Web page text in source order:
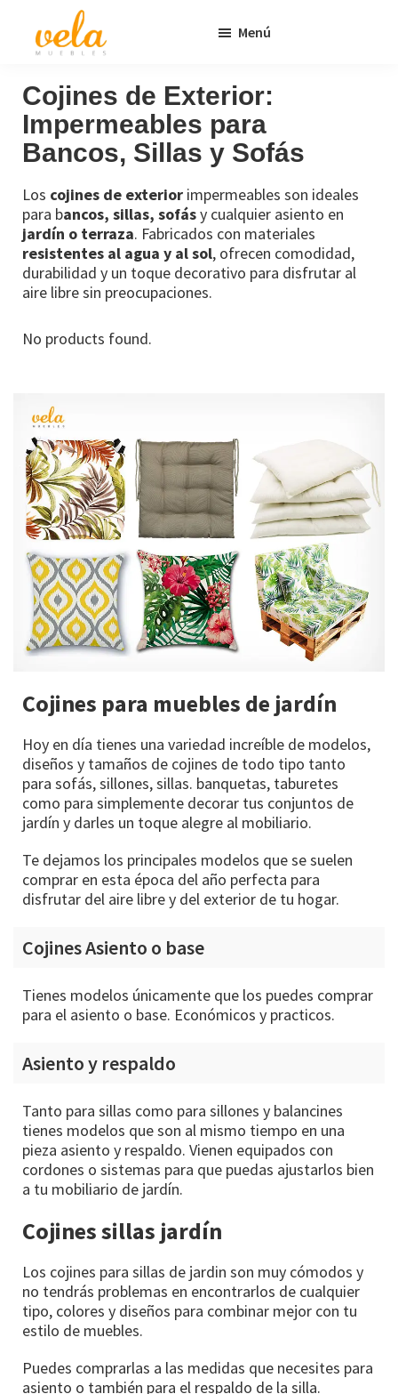
principal
página
Muebles
Baratos
Online
Outlet
Menú
Cojines de Exterior:
Impermeables para
Bancos, Sillas y Sofás
Los cojines de exterior impermeables son ideales
para bancos, sillas, sofásy cualquier asiento en
jardín o terraza. Fabricados con materiales
resistentes al agua y al sol, ofrecen comodidad,
durabilidad y un toque decorativo para disfrutar al
aire libre sin preocupaciones.
No products found.
Cojines para muebles de jardín
Hoy en día tienes una variedad increíble de modelos,
diseños y tamaños de cojines de todo tipo tanto
para sofás, sillones, sillas. banquetas, taburetes
como para simplemente decorar tus conjuntos de
jardín y darles un toque alegre al mobiliario.
Te dejamos los principales modelos que se suelen
comprar en esta época del año perfecta para
disfrutar del aire libre y del exterior de tu hogar.
Cojines Asiento o base
Tienes modelos únicamente que los puedes comprar
para el asiento o base. Económicos y practicos.
Asiento y respaldo
Tanto para sillas como para sillones y balancines
tienes modelos que son al mismo tiempo en una
pieza asiento y respaldo. Vienen equipados con
cordones o sistemas para que puedas ajustarlos bien
a tu mobiliario de jardín.
Cojines sillas jardín
Los cojines para sillas de jardin son muy cómodos y
no tendrás problemas en encontrarlos de cualquier
tipo, colores y diseños para combinar mejor con tu
estilo de muebles.
Puedes comprarlas a las medidas que necesites para
asiento o también para el respaldo de la silla.